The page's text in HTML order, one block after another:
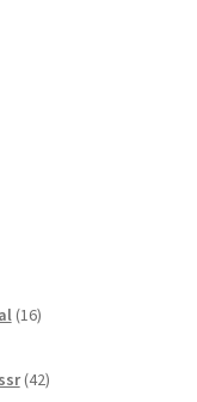
16izdelkov
42izdelkov